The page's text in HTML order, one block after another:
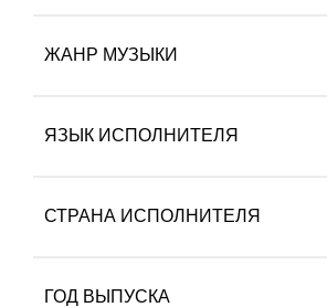
ЖАНР МУЗЫКИ
ЯЗЫК ИСПОЛНИТЕЛЯ
СТРАНА ИСПОЛНИТЕЛЯ
ГОД ВЫПУСКА